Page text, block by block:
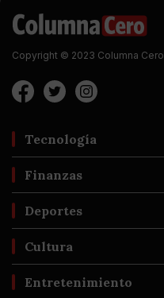
Copyright © 2023 Columna Cero
Tecnología
Finanzas
Deportes
Cultura
Entretenimiento